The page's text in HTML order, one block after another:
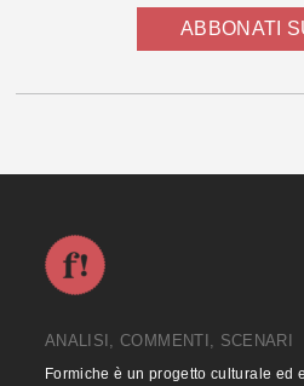
ABBONATI
ANALISI, COMMENTI, SCENARI
Formiche è un progetto culturale ed